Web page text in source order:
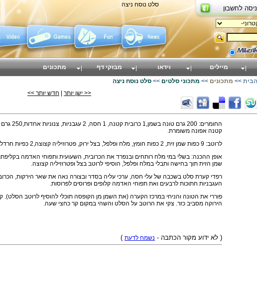
סלט נוסח ניצה
<< ישן יותר חדש יותר >>
קטנה אפונה משומרת.
לרוטב: 9 כפות שמן זית, 2 כפות חומץ, מלח ופלפל, בצל ירוק, פטרוזיליה קצוצה,2 כפיות חרדל מוכן.
אופן ההכנה: בשלי במי מלח רותחים ובנפרד את הכרובית, השעועית ותפוחי האדמה
שמן הזית תוך בחישה ותבלי במלח ופלפל, הוסיפי לרוטב בצל ופטרוזיליה קצוצה.
רפדי קערת סלט בשכבה של עלי חסה, ערכי עליה בסדר ובצורה נאה את שאר הירקות,
העגבניות חתוכות לרבעים ואת תפוחי האדמה קלופים ופרוסים לפרוסות.
פוררי את הטונה והניחי במרכז הקערה (את השמן מן הקופסה תוכלי להוסיף לרוטב הסלט).
הירוקה מסביב כזר. צקי את הרוטב על הסלט והשהי במקום קר כחצי שעה.
( לא ידוע מקור הכתבה - נשמח לדעת )
מיילים וידאו מבזקי דף מתכונים
>> מתכונים >> מתכוני סלטים >> סלט נוסח ניצה
לחשבון